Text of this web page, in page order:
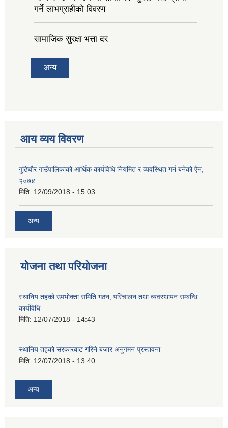
गर्ने लाभग्राहीको विवरण
सामाजिक सुरक्षा भत्ता दर
अन्य
आय व्यय विवरण
गुठिचौर गाउँपालिकाको आर्थिक कार्यविधि नियमित र व्यवस्थित गर्न बनेको ऐन,
२०७४
मिति: 12/09/2018 - 15:03
अन्य
योजना तथा परियोजना
स्थानिय तहको उपभोक्ता समिति गठन, परिचालन तथा व्यवस्थापन सम्बन्धि
कार्यविधि
मिति: 12/07/2018 - 14:43
स्थानिय तहको सरकारबाट गरिने बजार अनुगमन प्रस्तवना
मिति: 12/07/2018 - 13:40
अन्य